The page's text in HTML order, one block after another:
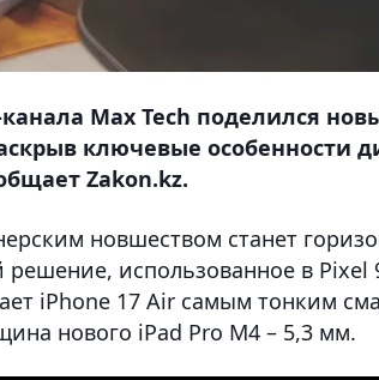
канала Max Tech поделился
ключевые особенности
Zakon.kz.
новшеством станет
использованное в Pixel
iPhone 17 Air самым тонким
нового iPad Pro M4 – 5,3 мм.